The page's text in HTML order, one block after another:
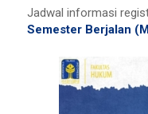
Jadwal informasi
Semester Berjalan